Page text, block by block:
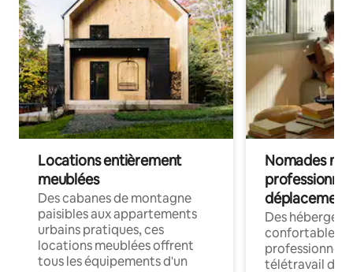
Locations entièrement
meublées
Des cabanes de montagne
paisibles aux appartements
urbains pratiques, ces
locations meublées offrent
tous les équipements d'un
Nomades
déplacement
Des
confortables
professionnels
télétravail